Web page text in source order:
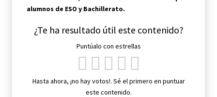
alumnos de ESO y Bachillerato.
¿Te ha resultado útil este contenido?
Puntúalo con estrellas
Hasta ahora, ¡no hay votos!. Sé el primero en puntuar
este contenido.